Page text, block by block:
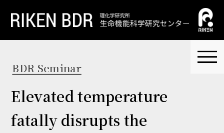
BDR Seminar
Elevated temperature
fatally disrupts the